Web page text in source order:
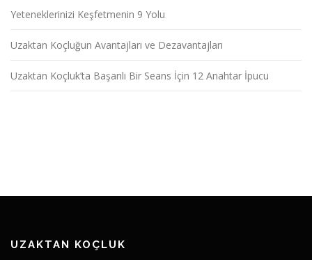
Yeteneklerinizi Keşfetmenin 9 Yolu
Uzaktan Koçluğun Avantajları ve Dezavantajları
Uzaktan Koçluk’ta Başarılı Bir Seans İçin 12 Anahtar İpucu
UZAKTAN KOÇLUK